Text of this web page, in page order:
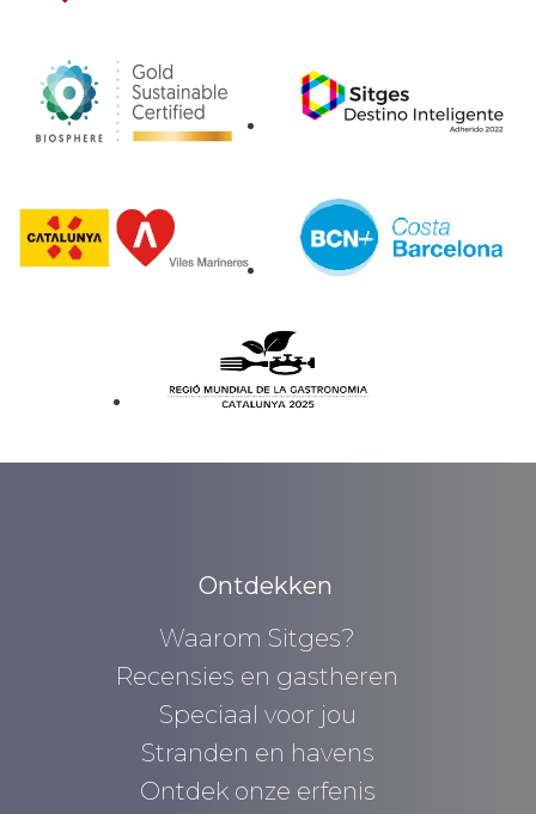
Ontdekken
Waarom Sitges?
Recensies en gastheren
Speciaal voor jou
Stranden en havens
Ontdek onze erfenis